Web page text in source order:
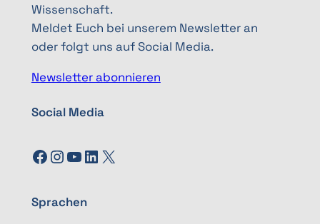
Wissenschaft.
Meldet Euch bei unserem Newsletter an
oder folgt uns auf Social Media.
Newsletter abonnieren
Social Media
Facebook InstagramYouTube LinkedIn X
Sprachen